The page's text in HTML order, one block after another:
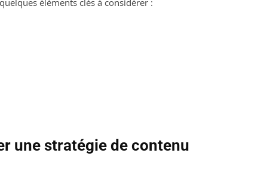
éléments clés à considérer :
une stratégie de contenu